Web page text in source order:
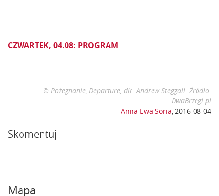
CZWARTEK, 04.08: PROGRAM
© Pożegnanie, Departure, dir. Andrew Steggall. Źródło:
DwaBrzegi.pl
Anna Ewa Soria, 2016-08-04
Skomentuj
Mapa